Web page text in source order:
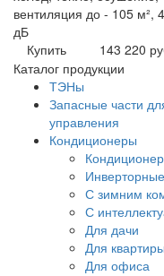
вентиляция до - 105 м²,
дБ
Купить
143 220
Каталог продукции
ТЭНы
Запасные части
управления
Кондиционеры
С зимним
С
Для дачи
Для квартиры
Для офиса